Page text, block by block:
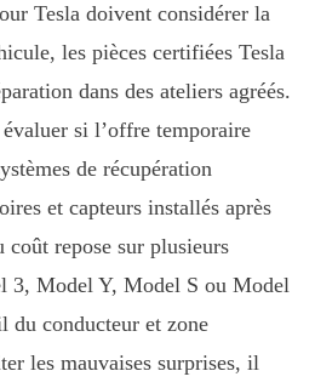
Tesla doivent considérer la
les pièces certifiées Tesla
dans des ateliers agréés.
si l’offre temporaire
de récupération
et capteurs installés après
coût repose sur plusieurs
3, Model Y, Model S ou Model
conducteur et zone
les mauvaises surprises, il